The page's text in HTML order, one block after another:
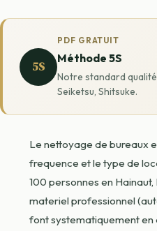
5S
PDF GRATUIT
Méthode 5S
Notre standard
Seiketsu, Shitsuke.
Le nettoyage de bureaux
frequence et le type de
100 personnes en
materiel professionnel
font systematiquement en